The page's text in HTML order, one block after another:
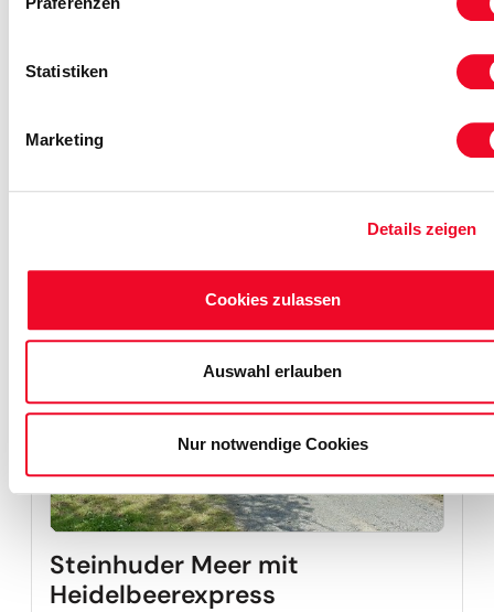
Statistiken
Marketing
Details zeigen
Cookies zulassen
Auswahl erlauben
Nur notwendige Cookies
Kleinwalsertal
Reise auf
Steinhuder Meer mit
Heidelbeerexpress